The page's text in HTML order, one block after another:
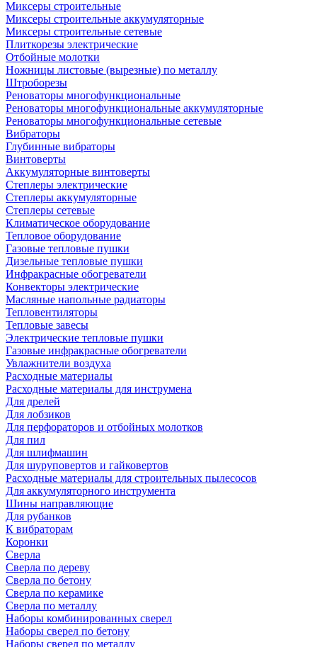
Миксеры строительные
Миксеры строительные аккумуляторные
Миксеры строительные сетевые
Плиткорезы электрические
Отбойные молотки
Ножницы листовые (вырезные) по металлу
Штроборезы
Реноваторы многофункциональные
Реноваторы многофункциональные аккумуляторные
Реноваторы многофункциональные сетевые
Вибраторы
Глубинные вибраторы
Винтоверты
Аккумуляторные винтоверты
Степлеры электрические
Степлеры аккумуляторные
Степлеры сетевые
Климатическое оборудование
Тепловое оборудование
Газовые тепловые пушки
Дизельные тепловые пушки
Инфракрасные обогреватели
Конвекторы электрические
Масляные напольные радиаторы
Тепловентиляторы
Тепловые завесы
Электрические тепловые пушки
Газовые инфракрасные обогреватели
Увлажнители воздуха
Расходные материалы
Расходные материалы для инструмена
Для дрелей
Для лобзиков
Для перфораторов и отбойных молотков
Для пил
Для шлифмашин
Для шуруповертов и гайковертов
Расходные материалы для строительных пылесосов
Для аккумуляторного инструмента
Шины направляющие
Для рубанков
К вибраторам
Коронки
Сверла
Сверла по дереву
Сверла по бетону
Сверла по керамике
Сверла по металлу
Наборы комбинированных сверел
Наборы сверел по бетону
Наборы сверел по металлу